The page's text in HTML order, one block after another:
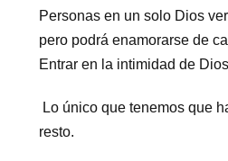
Personas en un solo Dios
pero podrá enamorarse de
Entrar en la intimidad de
Lo único que tenemos que
resto.